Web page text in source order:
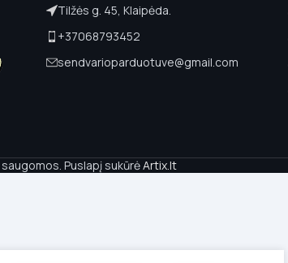
Tilžės g. 45, Klaipėda.
+37068793452
sendvarioparduotuve@gmail.com
saugomos. Puslapį sukūrėArtix.lt